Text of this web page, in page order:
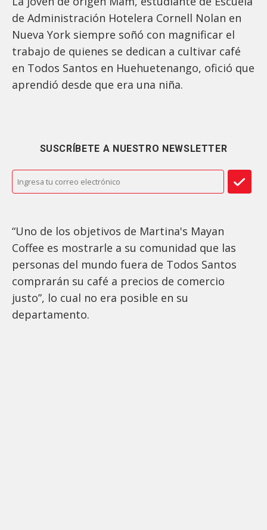
de Administración Hotelera Cornell Nolan en
Nueva York siempre soñó con magnificar el
trabajo de quienes se dedican a cultivar café
en Todos Santos en Huehuetenango, ofició que
aprendió desde que era una niña.
SUSCRÍBETE A NUESTRO NEWSLETTER
“Uno de los objetivos de Martina's Mayan
Coffee es mostrarle a su comunidad que las
personas del mundo fuera de Todos Santos
comprarán su café a precios de comercio
justo”, lo cual no era posible en su
departamento.